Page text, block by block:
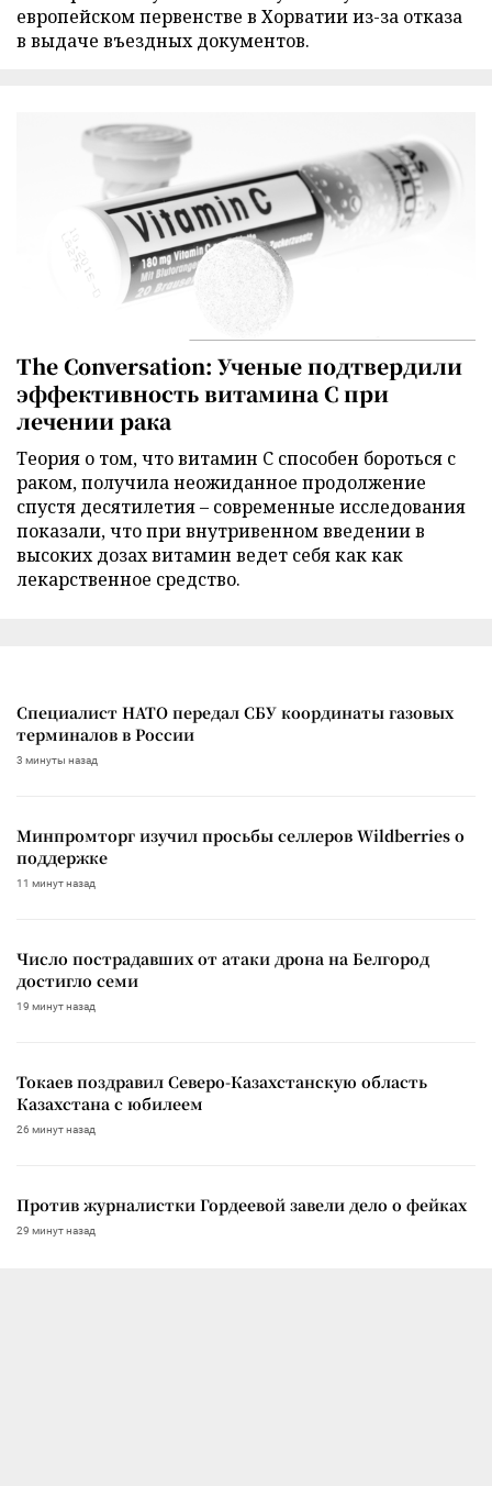
европейском первенстве в Хорватии из-за отказа
в выдаче въездных документов.
The Conversation: Ученые подтвердили
эффективность витамина C при
лечении рака
Теория о том, что витамин C способен бороться с
раком, получила неожиданное продолжение
спустя десятилетия – современные исследования
показали, что при внутривенном введении в
высоких дозах витамин ведет себя как как
лекарственное средство.
Специалист НАТО передал СБУ координаты газовых
терминалов в России
3 минуты назад
Минпромторг изучил просьбы селлеров Wildberries о
поддержке
11 минут назад
Число пострадавших от атаки дрона на Белгород
достигло семи
19 минут назад
Токаев поздравил Северо-Казахстанскую область
Казахстана с юбилеем
26 минут назад
Против журналистки Гордеевой завели дело о фейках
29 минут назад